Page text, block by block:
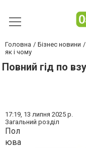
Головна Бізнес новини
як і чому
Повний гід по
17:19, 13 липня 2025 р.
Загальний розділ
Пол
юва